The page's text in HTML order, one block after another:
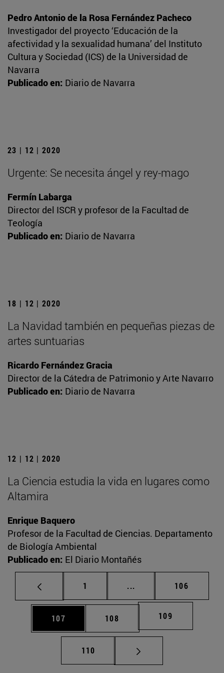
Pedro Antonio de la Rosa Fernández Pacheco
Investigador del proyecto ‘Educación de la
afectividad y la sexualidad humana’ del Instituto
Cultura y Sociedad (ICS) de la Universidad de
Navarra
Publicado en: Diario de Navarra
23 | 12 | 2020
Urgente: Se necesita ángel y rey-mago
Fermín Labarga
Director del ISCR y profesor de la Facultad de
Teología
Publicado en: Diario de Navarra
18 | 12 | 2020
La Navidad también en pequeñas piezas de
artes suntuarias
Ricardo Fernández Gracia
Director de la Cátedra de Patrimonio y Arte Navarro
Publicado en: Diario de Navarra
12 | 12 | 2020
La Ciencia estudia la vida en lugares como
Altamira
Enrique Baquero
Profesor de la Facultad de Ciencias. Departamento
de Biología Ambiental
Publicado en: El Diario Montañés
Página
1 ... Páginas intermedias
Página
106
Página
107 Página
108 Página
109
Página
110